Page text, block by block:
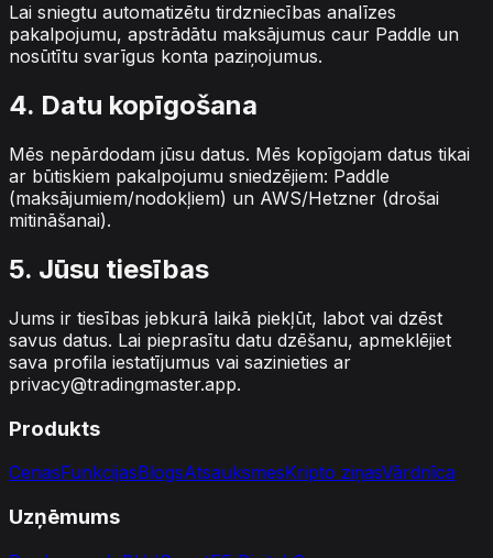
Lai sniegtu automatizētu tirdzniecības analīzes
pakalpojumu, apstrādātu maksājumus caur Paddle un
nosūtītu svarīgus konta paziņojumus.
4. Datu kopīgošana
Mēs nepārdodam jūsu datus. Mēs kopīgojam datus tikai
ar būtiskiem pakalpojumu sniedzējiem: Paddle
(maksājumiem/nodokļiem) un AWS/Hetzner (drošai
mitināšanai).
5. Jūsu tiesības
Jums ir tiesības jebkurā laikā piekļūt, labot vai dzēst
savus datus. Lai pieprasītu datu dzēšanu, apmeklējiet
sava profila iestatījumus vai sazinieties ar
privacy@tradingmaster.app.
Produkts
CenasFunkcijasBlogsAtsauksmesKripto ziņasVārdnīca
Uzņēmums